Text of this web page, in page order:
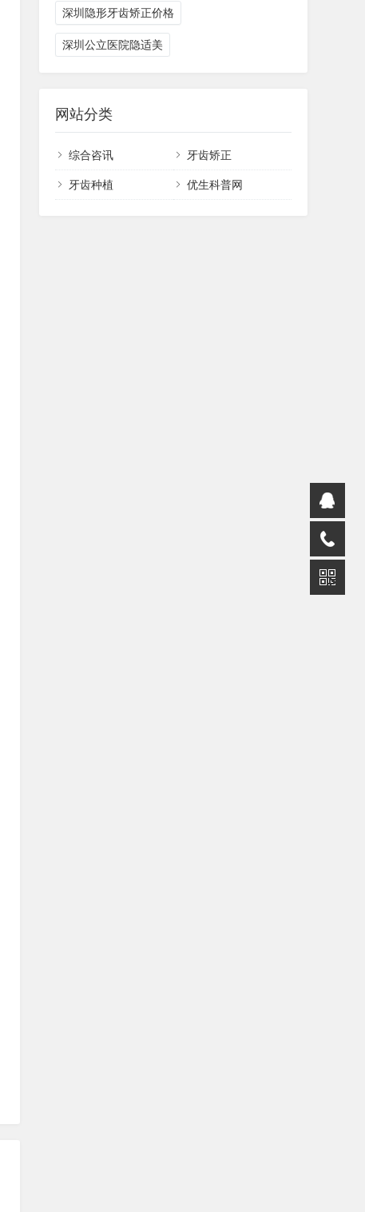
深圳隐形牙齿矫正价格
深圳公立医院隐适美
网站分类
综合咨讯 牙齿矫正
牙齿种植 优生科普网